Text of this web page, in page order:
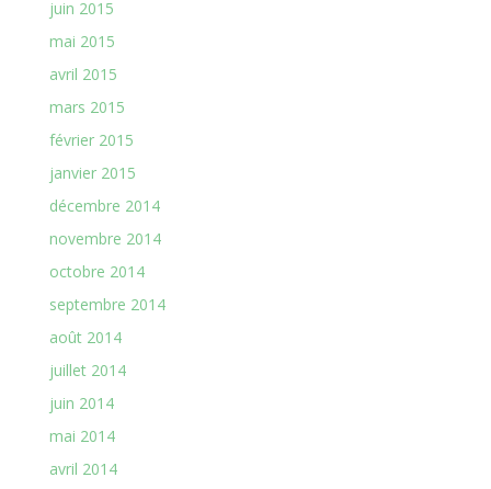
juin 2015
mai 2015
avril 2015
mars 2015
février 2015
janvier 2015
décembre 2014
novembre 2014
octobre 2014
septembre 2014
août 2014
juillet 2014
juin 2014
mai 2014
avril 2014